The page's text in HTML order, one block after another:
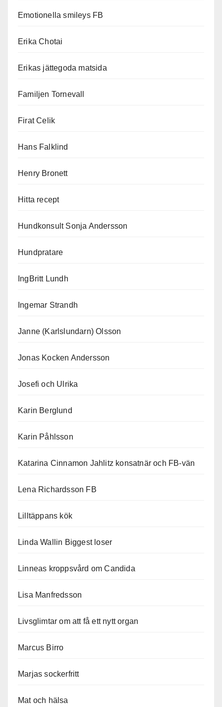
Emotionella smileys FB
Erika Chotai
Erikas jättegoda matsida
Familjen Tornevall
Firat Celik
Hans Falklind
Henry Bronett
Hitta recept
Hundkonsult Sonja Andersson
Hundpratare
IngBritt Lundh
Ingemar Strandh
Janne (Karlslundarn) Olsson
Jonas Kocken Andersson
Josefi och Ulrika
Karin Berglund
Karin Påhlsson
Katarina Cinnamon Jahlitz konsatnär och FB-vän
Lena Richardsson FB
Lilltäppans kök
Linda Wallin Biggest loser
Linneas kroppsvård om Candida
Lisa Manfredsson
Livsglimtar om att få ett nytt organ
Marcus Birro
Marjas sockerfritt
Mat och hälsa